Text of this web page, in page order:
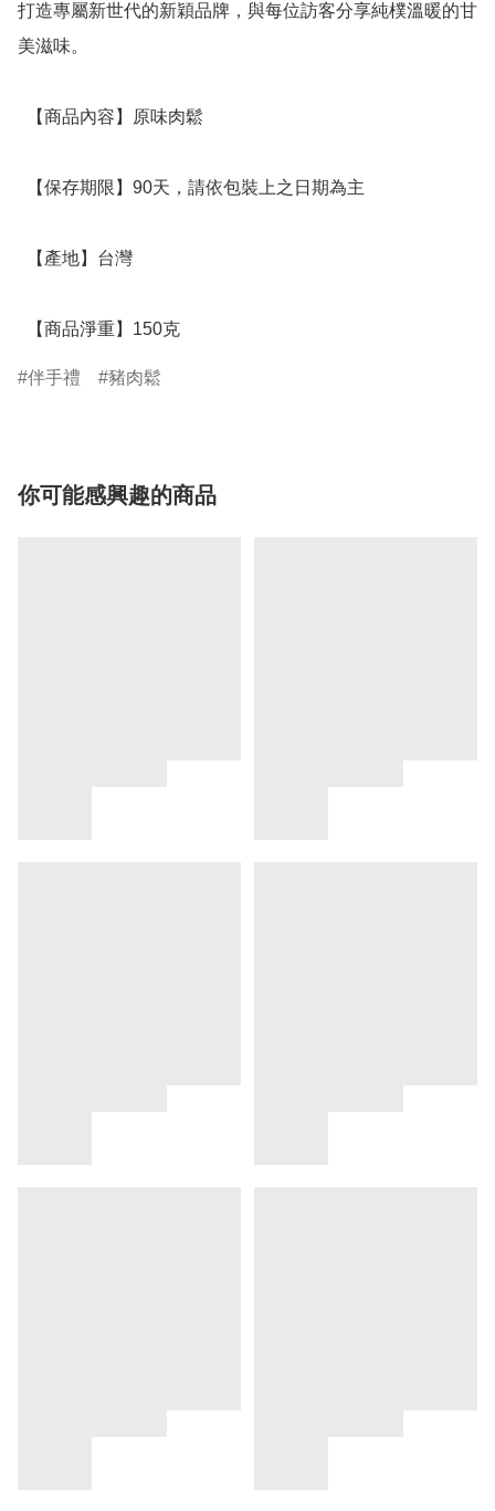
打造專屬新世代的新穎品牌，與每位訪客分享純樸溫暖的甘
美滋味。
  【商品淨重】150克
伴手禮 豬肉鬆
你可能感興趣的商品